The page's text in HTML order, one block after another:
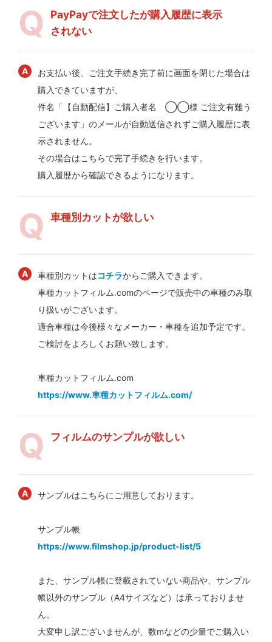
PayPayで注文したが購入履歴に表示
されない
お支払い後、ご注文手続き完了前に画面を閉じた場合は
購入できていますが、
件名「【自動配信】ご購入者名 ◯◯様 ご注文有難う
ございます」のメールが自動送信されずご購入履歴に表
示されません。
その場合はこちらで完了手続きを行います。
購入履歴から確認できるようになります。
車種別カットが欲しい
車種別カットはコチラからご購入できます。
車種カットフィルム.comのページで販売中の車種のみ取
り扱いがございます。
適合車種は今後様々なメーカー・車種を追加予定です。
ご検討をよろしくお願い致します。
車種カットフィルム.com
https://www.車種カットフィルム.com/
フィルムのサンプルが欲しい
サンプルはこちらにご用意しております。
サンプル帳
https://www.filmshop.jp/product-list/5
また、サンプル帳に登載されていない商品や、サンプル
帳以外のサンプル（A4サイズなど）は承っておりませ
ん。
大変申し訳ございませんが、数mなどの少量でご購入い